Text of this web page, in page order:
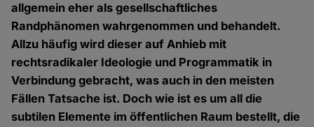
allgemein eher als gesellschaftliches
Randphänomen wahrgenommen und behandelt.
Allzu häufig wird dieser auf Anhieb mit
rechtsradikaler Ideologie und Programmatik in
Verbindung gebracht, was auch in den meisten
Fällen Tatsache ist. Doch wie ist es um all die
subtilen Elemente im öffentlichen Raum bestellt, die